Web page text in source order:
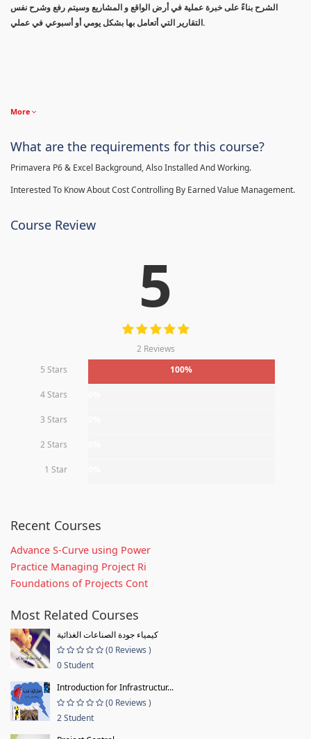
الشرح بناءً على خبرة عملية في أرض الواقع و المشاريع وسيتم رفع وشرح نفس
التقارير التي أتعامل بها بشكل يومي أو أسبوعي في عملي.
More
What are the requirements for this course?
Primavera P6 & Excel Background, Also Installed And Working.
Interested To Know About Cost Controlling By Earned Value Management.
Course Review
5
2 Reviews
5 Stars
100%
4 Stars
3 Stars
2 Stars
1 Star
Recent Courses
Advance S-Curve using Power
Practice Managing Project Ri
Foundations of Projects Cont
Most Related Courses
كيمياء جودة الصناعات الغذائية
(0 Reviews )
0 Student
Introduction for Infrastructur...
(0 Reviews )
2 Student